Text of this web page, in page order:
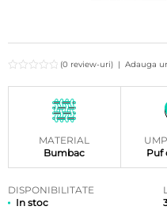
(0 review-uri) | Adauga
MATERIAL
Bumbac
Puf
DISPONIBILITATE
In stoc